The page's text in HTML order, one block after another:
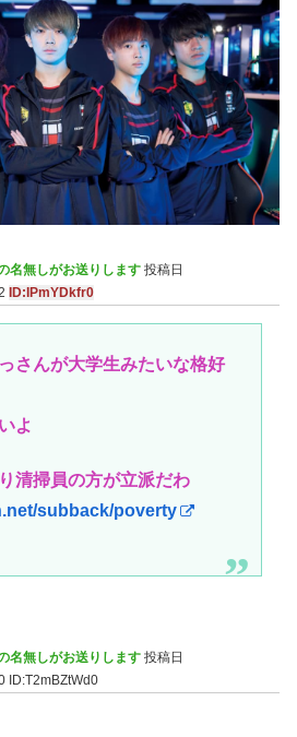
名無しがお送りします 投稿日
ID:IPmYDkfr0
さんが大学生みたいな格好
よ
清掃員の方が立派だわ
subback/poverty
名無しがお送りします 投稿日
ID:T2mBZtWd0